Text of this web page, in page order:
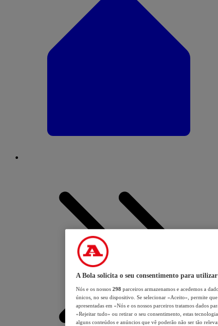
A Bola solicita o seu consentimento para utilizar
Nós e os nossos 298 parceiros armazenamos e acedemos a
únicos, no seu dispositivo. Se selecionar «Aceito», permite
apresentadas em «Nós e os nossos parceiros tratamos dados
«Rejeitar tudo» ou retirar o seu consentimento, estas
alguns conteúdos e anúncios que vê poderão não ser tão